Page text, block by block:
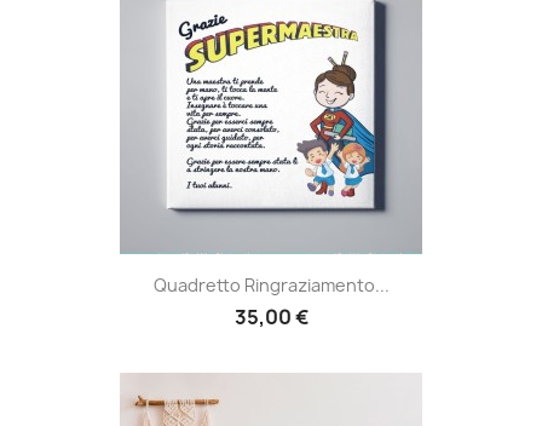
Quadretto Ringraziamento...
35,00 €